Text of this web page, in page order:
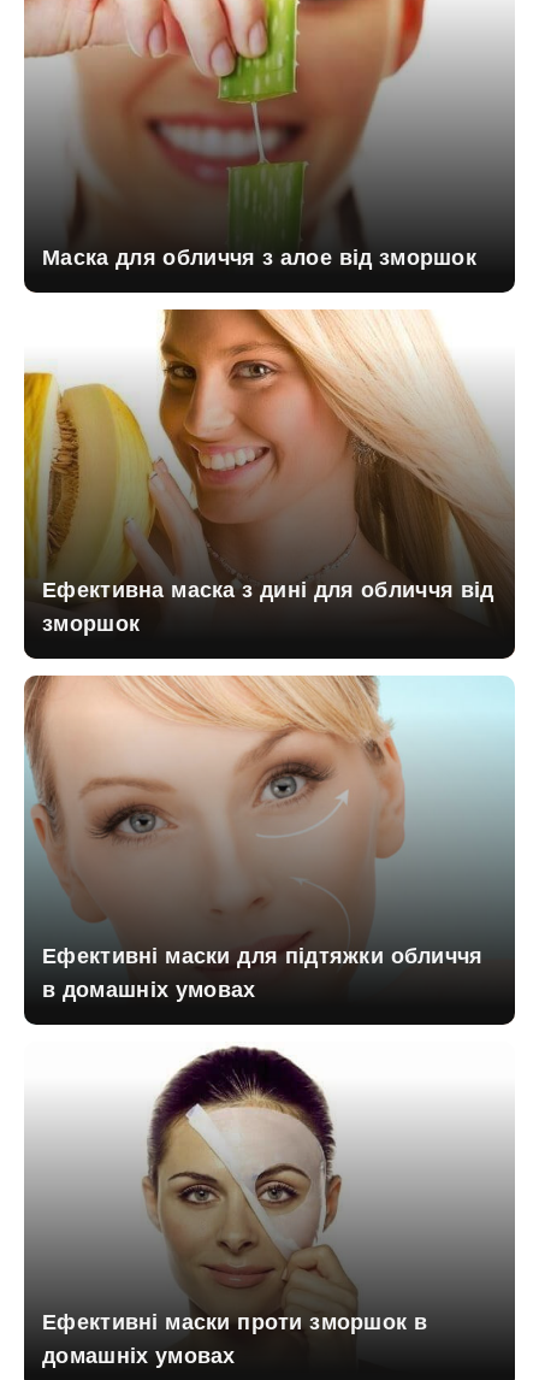
Маска для обличчя з алое від зморшок
Ефективна маска з дині для обличчя від
зморшок
Ефективні маски для підтяжки обличчя
в домашніх умовах
Ефективні маски проти зморшок в
домашніх умовах